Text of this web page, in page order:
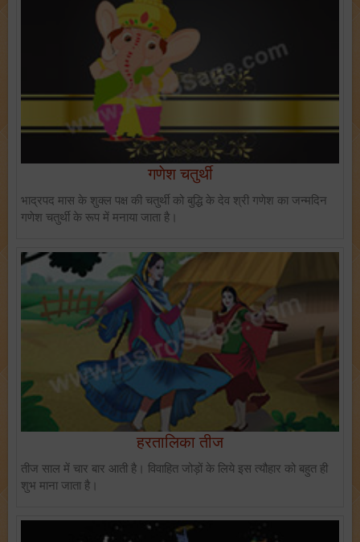
गणेश चतुर्थी
भाद्रपद मास के शुक्ल पक्ष की चतुर्थी को बुद्धि के देव श्री गणेश का जन्मदिन
गणेश चतुर्थी के रूप में मनाया जाता है।
हरतालिका तीज
तीज साल में चार बार आती है। विवाहित जोड़ों के लिये इस त्यौहार को बहुत ही
शुभ माना जाता है।